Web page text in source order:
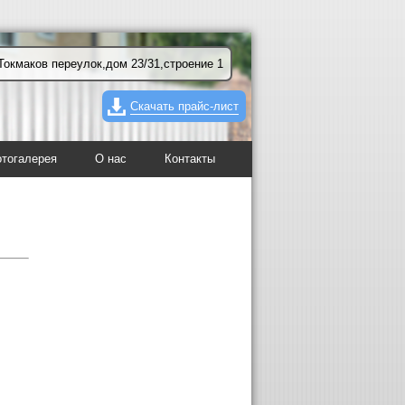
переулок,дом 23/31,строение 1
Скачать прайс-лист
О нас Контакты